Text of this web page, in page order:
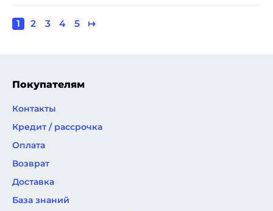
Нумерация
Текущая
1 Page
2 Page
3 Page
4 Page
5
Следующая
↦
Покупателям
Контакты
Кредит / рассрочка
Оплата
Возврат
Доставка
База знаний